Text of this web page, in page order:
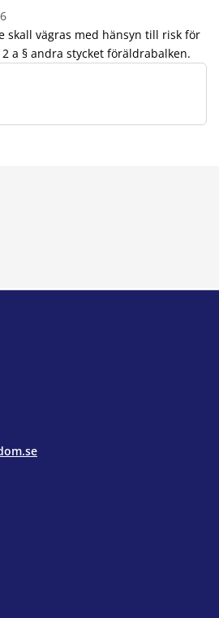
skall vägras med hänsyn till risk för
a § andra stycket föräldrabalken.